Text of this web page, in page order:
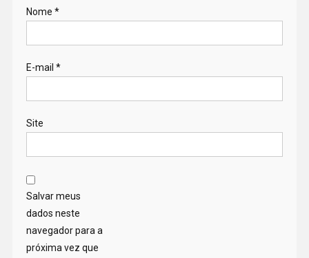
Nome *
E-mail *
Site
Salvar meus
dados neste
navegador para a
próxima vez que